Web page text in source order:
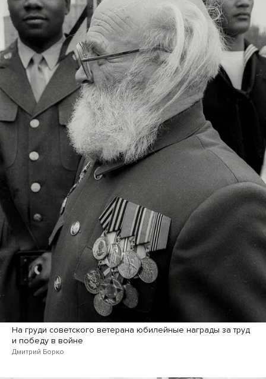
На груди советского ветерана юбилейные награды за труд
и победу в войне
Дмитрий Борко